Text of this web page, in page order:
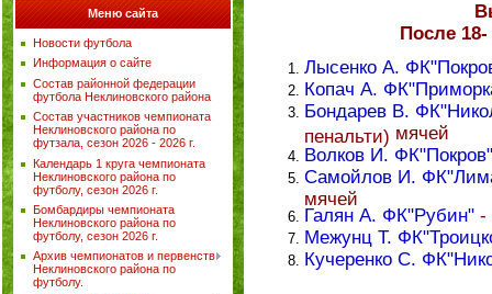
Меню сайта
Новости футбола
Информация о сайте
Состав районной федерации
футбола Неклиновского района
Состав участников чемпионата
Неклиновского района по
футзала, сезон 2026 - 2026 г.
Календарь 1 круга чемпионата
Неклиновского района по
футболу, сезон 2026 г.
Бомбардиры чемпионата
Неклиновского района по
футболу, сезон 2026 г.
Архив чемпионатов и первенств
Неклиновского района по
футболу.
После 18-
Лысенко А.
Копач А.
Бондарев В.
пенальти) мячей
Волков И. ФК"Покров"
Самойлов И.
мячей
Галян А. ФК"Рубин" -
Межунц Т.
Кучеренко С.